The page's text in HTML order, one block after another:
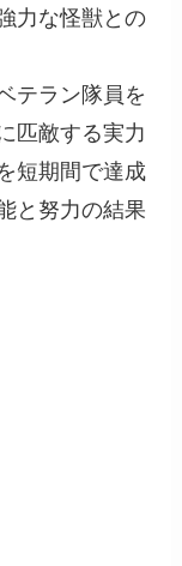
力な怪獣との
テラン隊員を
匹敵する実力
短期間で達成
と努力の結果